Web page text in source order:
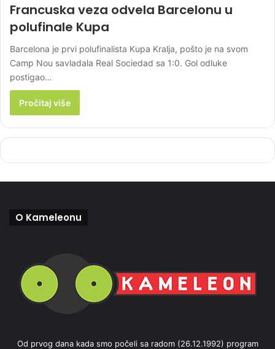
Francuska veza odvela Barcelonu u
polufinale Kupa
Barcelona je prvi polufinalista Kupa Kralja, pošto je na svom
Camp Nou savladala Real Sociedad sa 1:0. Gol odluke
postigao…
Pročitaj više
O Kameleonu
Od prvog dana kada smo počeli sa radom (26.12.1992) program